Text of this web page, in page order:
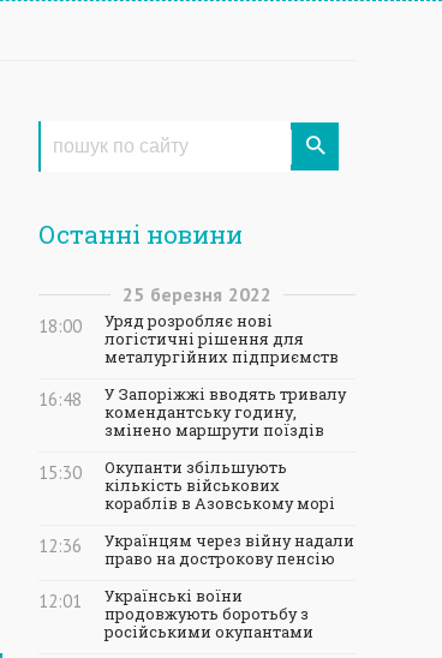
Останні новини
25 березня 2022
18:00
Уряд розробляє нові
логістичні рішення для
металургійних підприємств
16:48
У Запоріжжі вводять тривалу
комендантську годину,
змінено маршрути поїздів
15:30
Окупанти збільшують
кількість військових
кораблів в Азовському морі
12:36
Українцям через війну надали
право на дострокову пенсію
12:01
Українські воїни
продовжують боротьбу з
російськими окупантами